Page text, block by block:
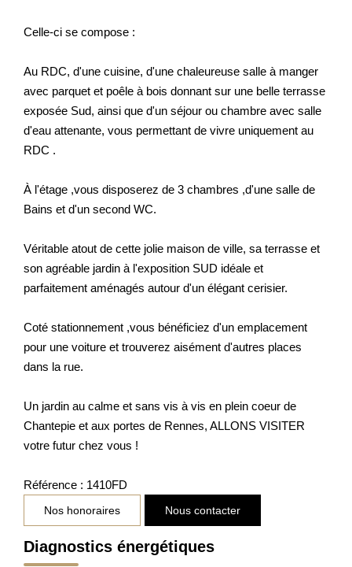
Celle-ci se compose :
Au RDC, d'une cuisine, d'une chaleureuse salle à manger
avec parquet et poêle à bois donnant sur une belle terrasse
exposée Sud, ainsi que d'un séjour ou chambre avec salle
d'eau attenante, vous permettant de vivre uniquement au
RDC .
À l'étage ,vous disposerez de 3 chambres ,d'une salle de
Bains et d'un second WC.
Véritable atout de cette jolie maison de ville, sa terrasse et
son agréable jardin à l'exposition SUD idéale et
parfaitement aménagés autour d'un élégant cerisier.
Coté stationnement ,vous bénéficiez d'un emplacement
pour une voiture et trouverez aisément d'autres places
dans la rue.
Un jardin au calme et sans vis à vis en plein coeur de
Chantepie et aux portes de Rennes, ALLONS VISITER
votre futur chez vous !
Référence : 1410FD
Nos honoraires Nous contacter
Diagnostics énergétiques